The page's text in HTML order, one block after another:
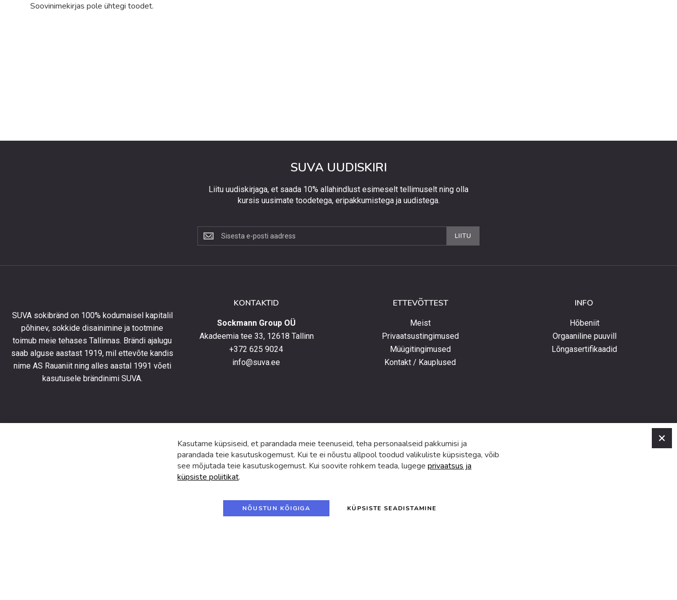
Soovinimekirjas pole ühtegi toodet.
SUVA UUDISKIRI
Liitu uudiskirjaga, et saada 10% allahindlust esimeselt tellimuselt ning olla
kursis uusimate toodetega, eripakkumistega ja uudistega.
Liitu
uudiskirjaga,
saada
olla
kursis
toodetega,
LIITU
SUVA sokibränd on 100% kodumaisel kapitalil
põhinev, sokkide disainimine ja tootmine
toimub meie tehases Tallinnas. Brändi ajalugu
saab alguse aastast 1919, mil ettevõte kandis
nime AS Rauaniit ning alles aastal 1991 võeti
kasutusele brändinimi SUVA.
KONTAKTID
Sockmann Group OÜ
Akadeemia tee 33, 12618 Tallinn
+372 625 9024
info@suva.ee
ETTEVÕTTEST
Meist
Privaatsustingimused
Müügitingimused
Kontakt / Kauplused
INFO
Hõbeniit
Orgaaniline puuvill
Lõngasertifikaadid
e
o
a
© 2024 SUVA. Kõik õigused kaitstud.
Kasutame küpsiseid, et parandada meie teenuseid, teha personaalseid pakkumisi ja
parandada teie kasutuskogemust. Kui te ei nõustu allpool toodud valikuliste küpsistega, võib
see mõjutada teie kasutuskogemust. Kui soovite rohkem teada, lugege privaatsus ja
küpsiste poliitikat.
NÕUSTUN KÕIGIGA KÜPSISTE SEADISTAMINE